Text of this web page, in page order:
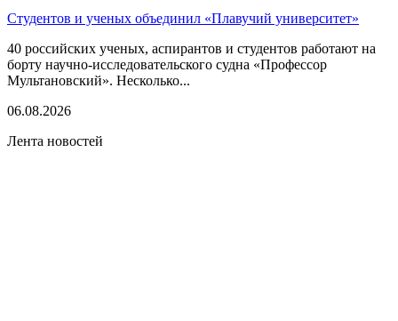
Студентов и ученых объединил «Плавучий университет»
40 российских ученых, аспирантов и студентов работают на
борту научно-исследовательского судна «Профессор
Мультановский». Несколько...
06.08.2026
Лента новостей